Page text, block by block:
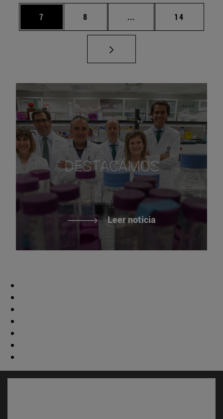
Página
7 Página
8 ... Páginas intermedias
Página
14
DESTACAMOS
Leer noticia